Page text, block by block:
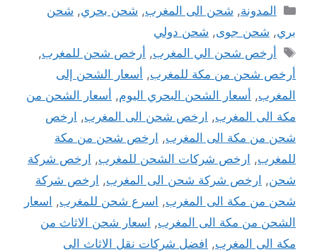
التصنيفات
المدونة, شحن الى المغرب, شحن بحري, شحن
بري, شحن جوى, شحن دولي
الوسوم
أرخص شحن الي المغرب, أرخص شحن للمغرب,
أرخص شحن من مكة للمغرب, أسعار الشحن إلى
المغرب, أسعار الشحن البحري اليوم, أسعار الشحن من
مكة الى المغرب, ارخص شحن الى المغرب, ارخص
شحن من مكة الى المغرب, ارخص شحن من مكة
للمغرب, ارخص شركات الشحن للمغرب, ارخص شركة
شحن, ارخص شركة شحن الى المغرب, ارخص شركة
شحن من مكة الى المغرب, اسرع شحن للمغرب, اسعار
الشحن من مكة الى المغرب, اسعار شحن الاثاث من
مكة الى المغرب, افضل شركات نقل الاثاث الى